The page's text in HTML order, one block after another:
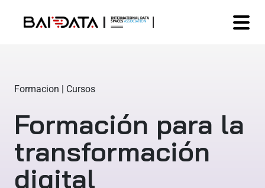
Formacion | Cursos
Formación para la
transformación
digital